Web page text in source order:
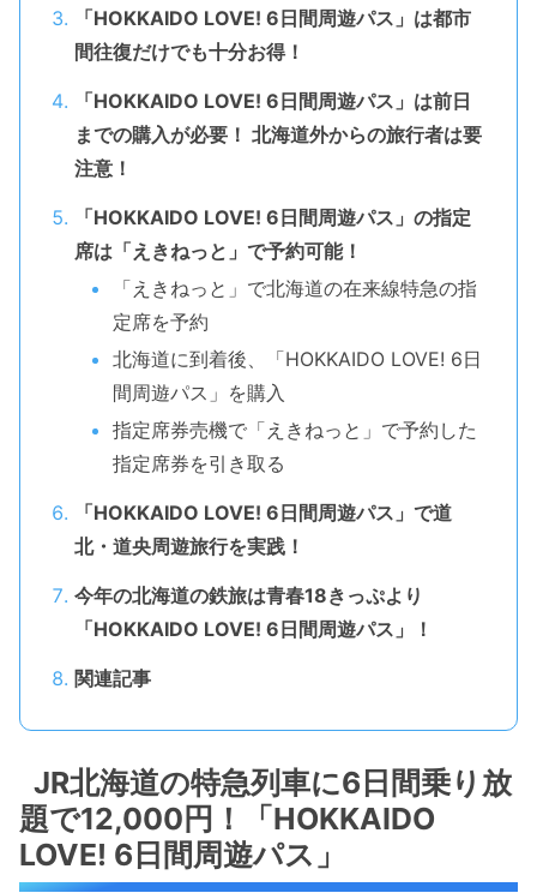
「HOKKAIDO LOVE! 6日間周遊パス」は都市
間往復だけでも十分お得！
「HOKKAIDO LOVE! 6日間周遊パス」は前日
までの購入が必要！ 北海道外からの旅行者は要
注意！
「HOKKAIDO LOVE! 6日間周遊パス」の指定
席は「えきねっと」で予約可能！
「えきねっと」で北海道の在来線特急の指
定席を予約
北海道に到着後、「HOKKAIDO LOVE! 6日
間周遊パス」を購入
指定席券売機で「えきねっと」で予約した
指定席券を引き取る
「HOKKAIDO LOVE! 6日間周遊パス」で道
北・道央周遊旅行を実践！
今年の北海道の鉄旅は青春18きっぷより
「HOKKAIDO LOVE! 6日間周遊パス」！
関連記事
JR北海道の特急列車に6日間乗り放
題で12,000円！「HOKKAIDO
LOVE! 6日間周遊パス」